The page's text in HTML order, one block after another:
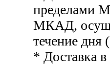
пределами
МКАД,
течение дня
* Доставка